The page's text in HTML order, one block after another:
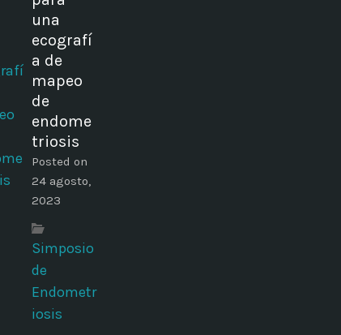
una
ecografí
a de
mapeo
de
endome
triosis
Posted on
24 agosto,
2023
Simposio
de
Endometr
iosis